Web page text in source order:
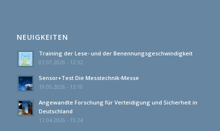
NEUIGKEITEN
Training der Lese- und der Benennungsgeschwindigkeit
01.07.2026 - 12:32
Sensor+Test Die Messtechnik-Messe
19.05.2026 - 13:10
Angewandte Forschung für Verteidigung und Sicherheit in
Deutschland
11.04.2026 - 15:24